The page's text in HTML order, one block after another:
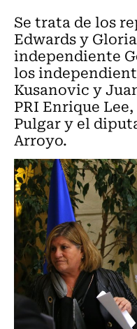
Se trata de los
Edwards y
independiente
los
Kusanovic y
PRI Enrique
Pulgar y el
Arroyo.